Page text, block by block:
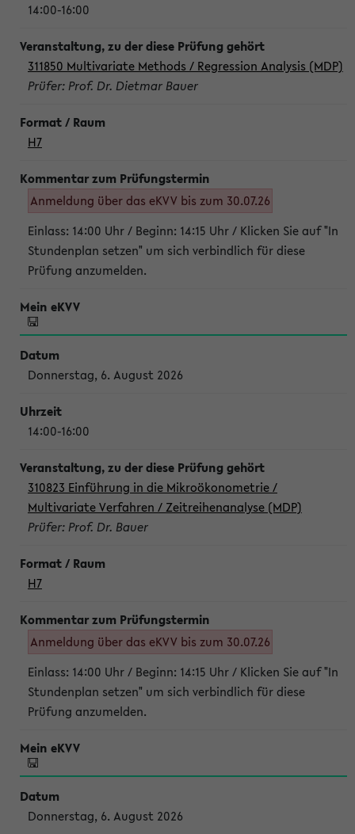
14:00-16:00
311850 Multivariate Methods / Regression Analysis (MDP)
Prüfer: Prof. Dr. Dietmar Bauer
H7
Anmeldung über das eKVV bis zum 30.07.26
Einlass: 14:00 Uhr / Beginn: 14:15 Uhr / Klicken Sie auf "In
Stundenplan setzen" um sich verbindlich für diese
Prüfung anzumelden.
Donnerstag, 6. August 2026
14:00-16:00
310823 Einführung in die Mikroökonometrie /
Multivariate Verfahren / Zeitreihenanalyse (MDP)
Prüfer: Prof. Dr. Bauer
H7
Anmeldung über das eKVV bis zum 30.07.26
Einlass: 14:00 Uhr / Beginn: 14:15 Uhr / Klicken Sie auf "In
Stundenplan setzen" um sich verbindlich für diese
Prüfung anzumelden.
Donnerstag, 6. August 2026